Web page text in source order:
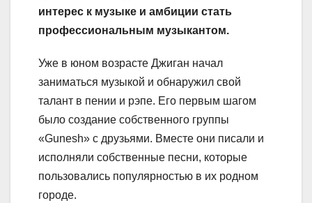
интерес к музыке и амбиции стать
профессиональным музыкантом.
Уже в юном возрасте Джиган начал
заниматься музыкой и обнаружил свой
талант в пении и рэпе. Его первым шагом
было создание собственного группы
«Gunesh» с друзьями. Вместе они писали и
исполняли собственные песни, которые
пользовались популярностью в их родном
городе.